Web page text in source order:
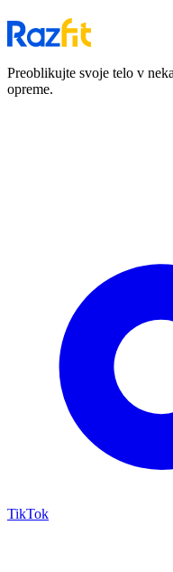
Preoblikujte svoje telo v
opreme.
TikTok